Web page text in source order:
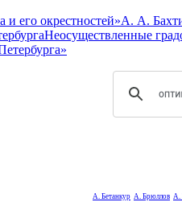
его окрестностей»А. А.
Неосуществленные
А. Бетанкур А. Брюллов А.